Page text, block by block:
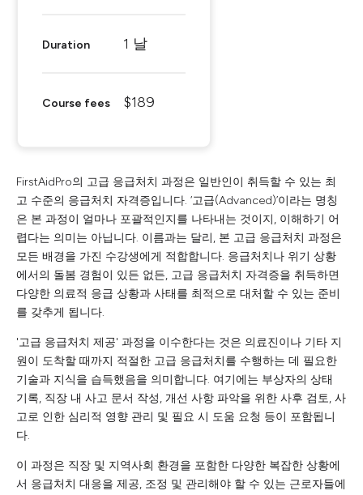
Duration 1 날
Course fees $189
FirstAidPro의 고급 응급처치 과정은 일반인이 취득할 수 있는 최
고 수준의 응급처치 자격증입니다. ‘고급(Advanced)’이라는 명칭
은 본 과정이 얼마나 포괄적인지를 나타내는 것이지, 이해하기 어
렵다는 의미는 아닙니다. 이름과는 달리, 본 고급 응급처치 과정은
모든 배경을 가진 수강생에게 적합합니다. 응급처치나 위기 상황
에서의 돌봄 경험이 있든 없든, 고급 응급처치 자격증을 취득하면
다양한 의료적 응급 상황과 사태를 최적으로 대처할 수 있는 준비
를 갖추게 됩니다.
'고급 응급처치 제공' 과정을 이수한다는 것은 의료진이나 기타 지
원이 도착할 때까지 적절한 고급 응급처치를 수행하는 데 필요한
기술과 지식을 습득했음을 의미합니다. 여기에는 부상자의 상태
기록, 직장 내 사고 문서 작성, 개선 사항 파악을 위한 사후 검토, 사
고로 인한 심리적 영향 관리 및 필요 시 도움 요청 등이 포함됩니
다.
이 과정은 직장 및 지역사회 환경을 포함한 다양한 복잡한 상황에
서 응급처치 대응을 제공, 조정 및 관리해야 할 수 있는 근로자들에